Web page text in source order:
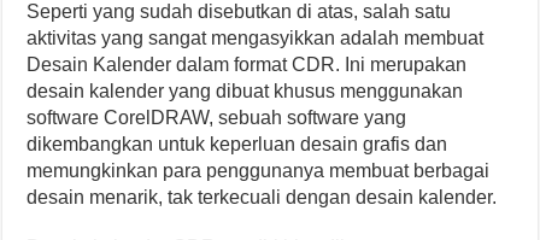
Seperti yang sudah disebutkan di atas, salah satu
aktivitas yang sangat mengasyikkan adalah membuat
Desain Kalender dalam format CDR. Ini merupakan
desain kalender yang dibuat khusus menggunakan
software CorelDRAW, sebuah software yang
dikembangkan untuk keperluan desain grafis dan
memungkinkan para penggunanya membuat berbagai
desain menarik, tak terkecuali dengan desain kalender.